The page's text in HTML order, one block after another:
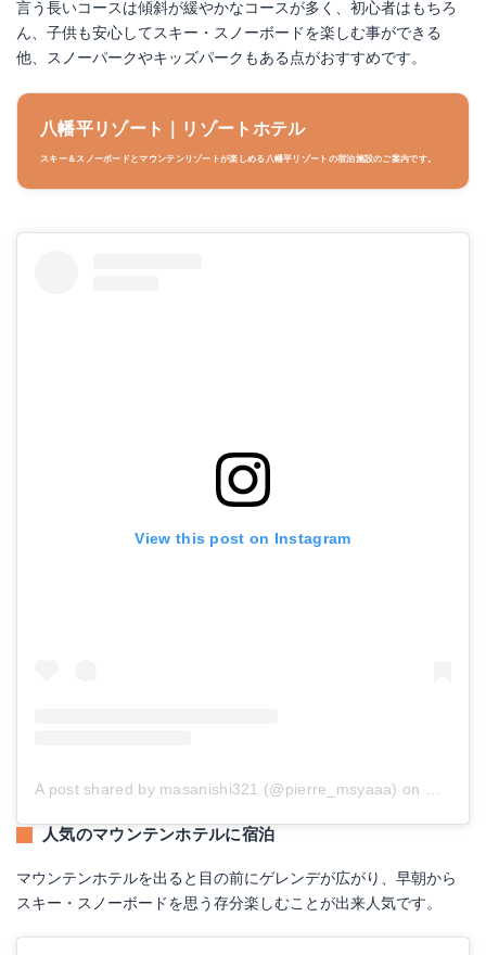
言う長いコースは傾斜が緩やかなコースが多く、初心者はもちろ
ん、子供も安心してスキー・スノーボードを楽しむ事ができる
他、スノーパークやキッズパークもある点がおすすめです。
八幡平リゾート｜リゾートホテル
スキー＆スノーボードとマウンテンリゾートが楽しめる八幡平リゾートの宿泊施設のご案内です。
View this post on Instagram
A post shared by masanishi321 (@pierre_msyaaa) on
人気のマウンテンホテルに宿泊
マウンテンホテルを出ると目の前にゲレンデが広がり、早朝から
スキー・スノーボードを思う存分楽しむことが出来人気です。